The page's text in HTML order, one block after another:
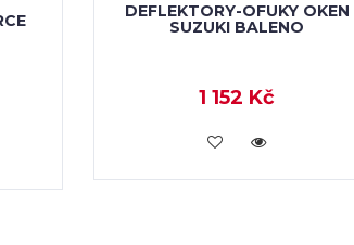
DEFLEKTORY-OFUKY OKEN
SUZUKI BALENO
1 152 Kč
KOUPIT